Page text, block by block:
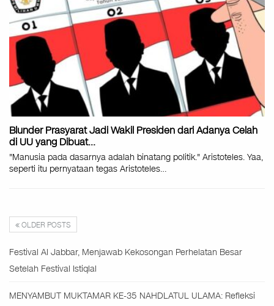
Blunder Prasyarat Jadi Wakil Presiden dari Adanya Celah
di UU yang Dibuat…
"Manusia pada dasarnya adalah binatang politik." Aristoteles. Yaa,
seperti itu pernyataan tegas Aristoteles…
OLDER POSTS
Festival Al Jabbar, Menjawab Kekosongan Perhelatan Besar
Setelah Festival Istiqlal
MENYAMBUT MUKTAMAR KE-35 NAHDLATUL ULAMA: Refleksi